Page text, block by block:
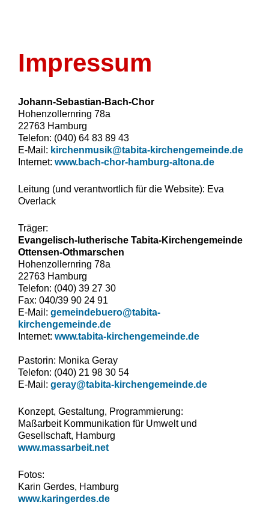
Impressum
Johann-Sebastian-Bach-Chor
Hohenzollernring 78a
22763 Hamburg
Telefon: (040) 64 83 89 43
E-Mail: kirchenmusik@tabita-kirchengemeinde.de
Internet: www.bach-chor-hamburg-altona.de
Leitung (und verantwortlich für die Website): Eva
Overlack
Träger:
Evangelisch-lutherische Tabita-Kirchengemeinde
Ottensen-Othmarschen
Hohenzollernring 78a
22763 Hamburg
Telefon: (040) 39 27 30
Fax: 040/39 90 24 91
E-Mail: gemeindebuero@tabita-
kirchengemeinde.de
Internet: www.tabita-kirchengemeinde.de
Pastorin: Monika Geray
Telefon: (040) 21 98 30 54
E-Mail: geray@tabita-kirchengemeinde.de
Konzept, Gestaltung, Programmierung:
Maßarbeit Kommunikation für Umwelt und
Gesellschaft, Hamburg
www.massarbeit.net
Fotos:
Karin Gerdes, Hamburg
www.karingerdes.de